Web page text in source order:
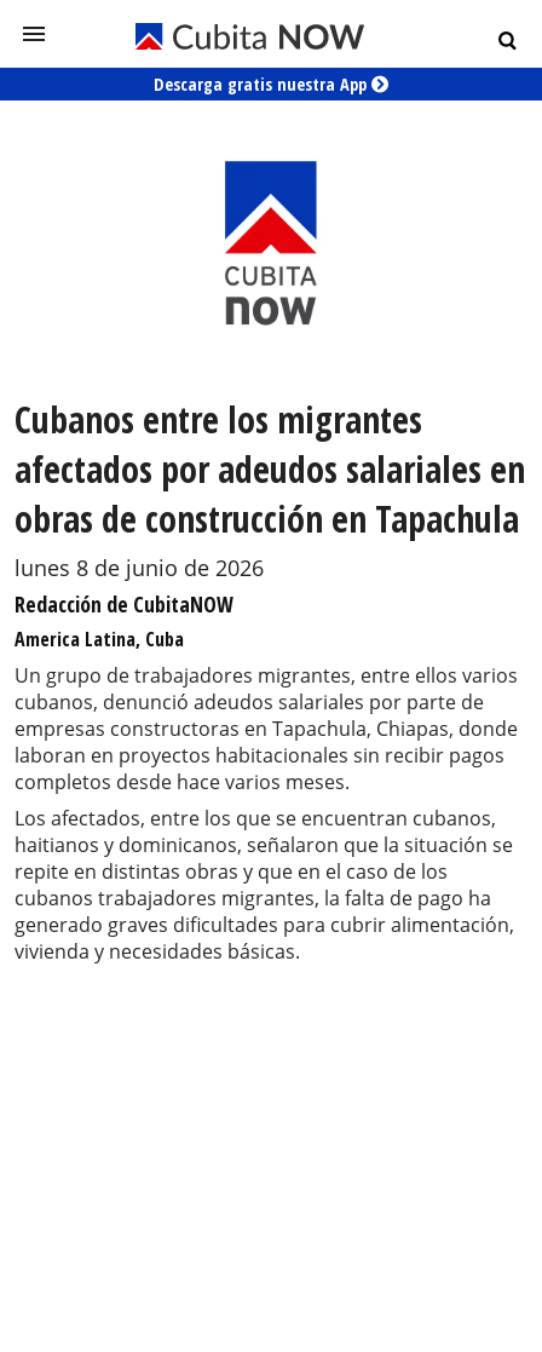
Descarga gratis nuestra App
Cubanos entre los migrantes
afectados por adeudos salariales en
obras de construcción en Tapachula
lunes 8 de junio de 2026
Redacción de CubitaNOW
America Latina, Cuba
Un grupo de trabajadores migrantes, entre ellos varios
cubanos, denunció adeudos salariales por parte de
empresas constructoras en Tapachula, Chiapas, donde
laboran en proyectos habitacionales sin recibir pagos
completos desde hace varios meses.
Los afectados, entre los que se encuentran cubanos,
haitianos y dominicanos, señalaron que la situación se
repite en distintas obras y que en el caso de los
cubanos trabajadores migrantes, la falta de pago ha
generado graves dificultades para cubrir alimentación,
vivienda y necesidades básicas.